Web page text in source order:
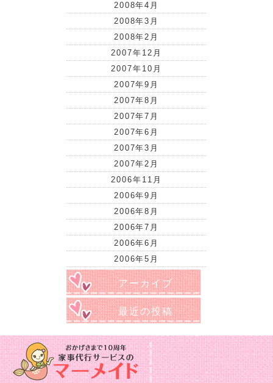
2008年4月
2008年3月
2008年2月
2007年12月
2007年10月
2007年9月
2007年8月
2007年7月
2007年6月
2007年3月
2007年2月
2006年11月
2006年9月
2006年8月
2006年7月
2006年6月
2006年5月
アーカイブ
最近の投稿